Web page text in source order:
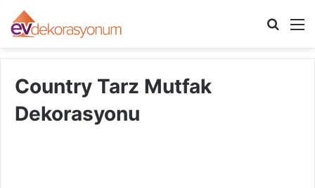
Arama
Country Tarz Mutfak
Dekorasyonu